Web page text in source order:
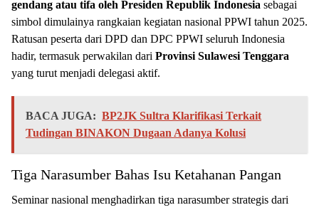
gendang atau tifa oleh Presiden Republik Indonesia sebagai
simbol dimulainya rangkaian kegiatan nasional PPWI tahun 2025.
Ratusan peserta dari DPD dan DPC PPWI seluruh Indonesia
hadir, termasuk perwakilan dari Provinsi Sulawesi Tenggara
yang turut menjadi delegasi aktif.
BACA JUGA: BP2JK Sultra Klarifikasi Terkait
Tudingan BINAKON Dugaan Adanya Kolusi
Tiga Narasumber Bahas Isu Ketahanan Pangan
Seminar nasional menghadirkan tiga narasumber strategis dari